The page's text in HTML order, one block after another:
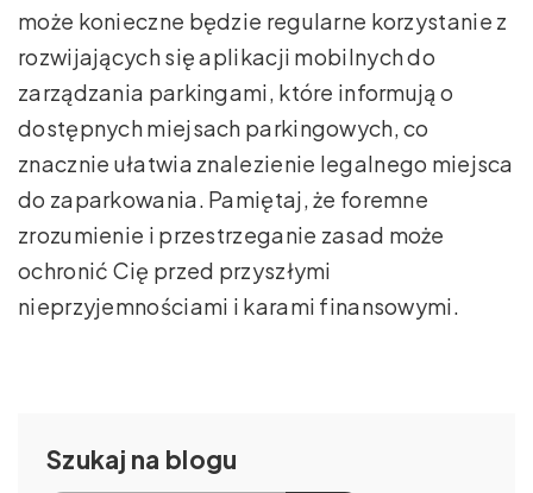
może konieczne będzie regularne korzystanie z
rozwijających się aplikacji mobilnych do
zarządzania parkingami, które informują o
dostępnych miejsach parkingowych, co
znacznie ułatwia znalezienie legalnego miejsca
do zaparkowania. Pamiętaj, że foremne
zrozumienie i przestrzeganie zasad może
ochronić Cię przed przyszłymi
nieprzyjemnościami i karami finansowymi.
Szukaj